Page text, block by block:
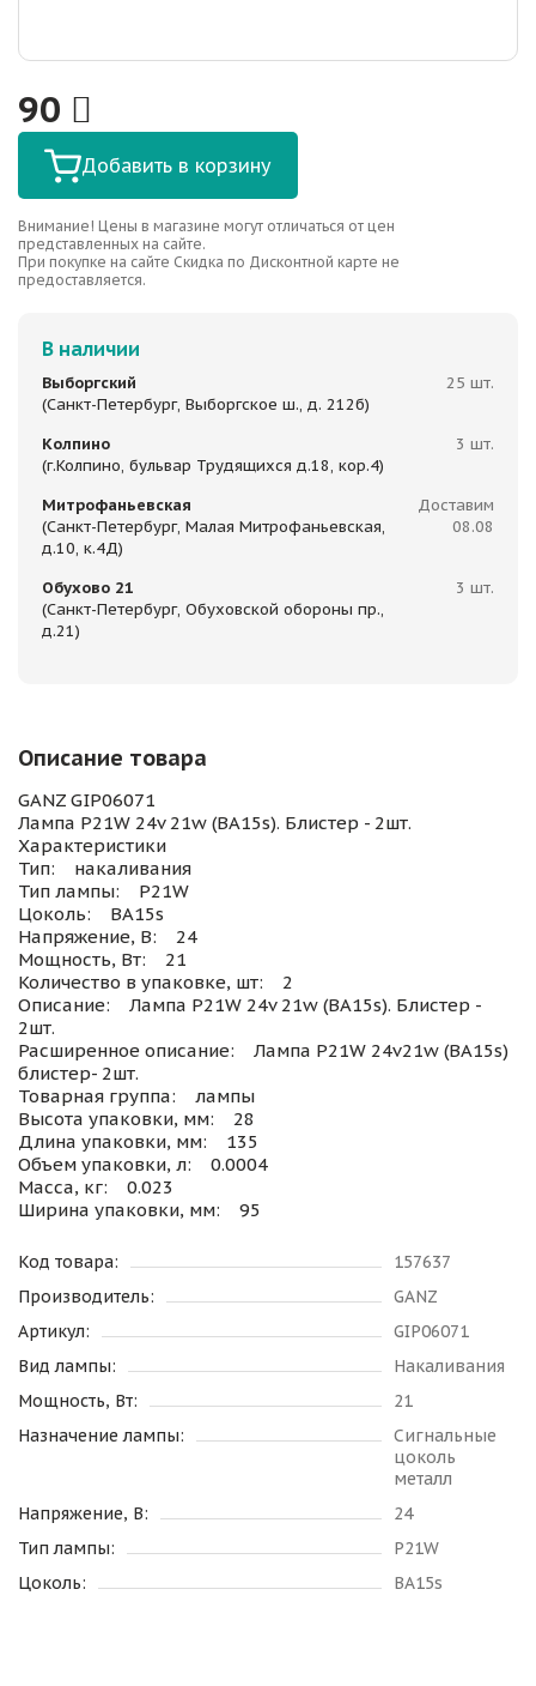
90
Добавить в корзину
Внимание! Цены в магазине могут отличаться от цен
представленных на сайте.
При покупке на сайте Скидка по Дисконтной карте не
предоставляется.
В наличии
Выборгский
(Санкт-Петербург, Выборгское ш., д. 212б)
25 шт.
Колпино
(г.Колпино, бульвар Трудящихся д.18, кор.4)
3 шт.
Митрофаньевская
(Санкт-Петербург, Малая Митрофаньевская,
д.10, к.4Д)
Доставим
08.08
Обухово 21
(Санкт-Петербург, Обуховской обороны пр.,
д.21)
3 шт.
Описание товара
GANZ GIP06071
Лампа P21W 24v 21w (BA15s). Блистер - 2шт.
Характеристики
Тип: накаливания
Тип лампы: P21W
Цоколь: BA15s
Напряжение, В: 24
Мощность, Вт: 21
Количество в упаковке, шт: 2
Описание: Лампа P21W 24v 21w (BA15s). Блистер -
2шт.
Расширенное описание: Лампа P21W 24v21w (BA15s)
блистер- 2шт.
Товарная группа: лампы
Высота упаковки, мм: 28
Длина упаковки, мм: 135
Объем упаковки, л: 0.0004
Масса, кг: 0.023
Ширина упаковки, мм: 95
Код товара:
157637
Производитель:
GANZ
Артикул:
GIP06071
Вид лампы:
Накаливания
Мощность, Вт:
21
Назначение лампы:
Сигнальные
цоколь
металл
Напряжение, В:
24
Тип лампы:
P21W
Цоколь:
BA15s